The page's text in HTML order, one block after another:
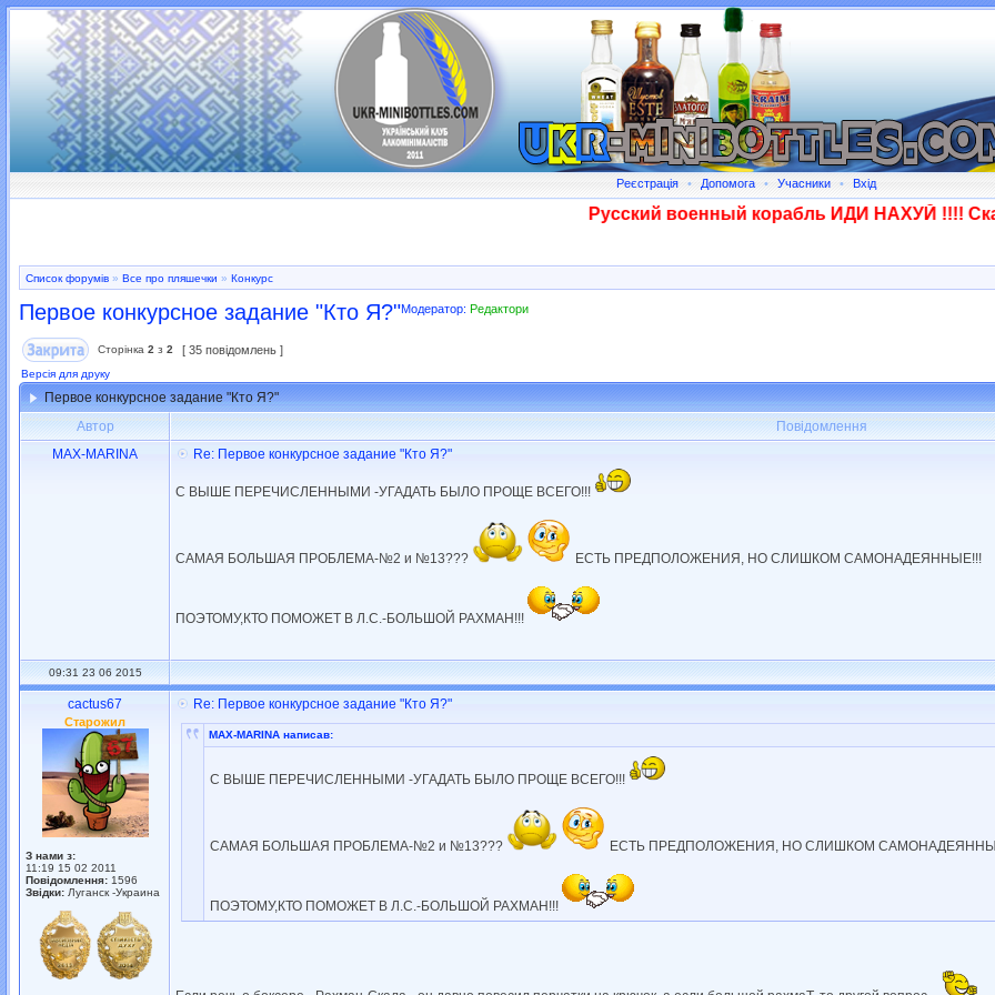
Реєстрація • Допомога • Учасники • Вхід
Русский военный корабль ИДИ НАХУЙ !!!!
Список форумів » Все про пляшечки » Конкурс
Первое конкурсное задание "Кто Я?"Модератор: Редактори
Сторінка 2 з 2 [ 35 повідомлень ]
Версія для друку
Первое конкурсное задание "Кто Я?"
Автор
Повідомлення
MAX-MARINA
Re: Первое конкурсное задание "Кто Я?"
C ВЫШЕ ПЕРЕЧИСЛЕННЫМИ -УГАДАТЬ БЫЛО ПРОЩЕ ВСЕГО!!!
САМАЯ БОЛЬШАЯ ПРОБЛЕМА-№2 и №13??? ЕСТЬ ПРЕДПОЛОЖЕНИЯ, НО СЛИШКОМ САМОНАДЕЯННЫЕ!!!
ПОЭТОМУ,КТО ПОМОЖЕТ В Л.С.-БОЛЬШОЙ РАХМАН!!!
09:31 23 06 2015
cactus67
Старожил
З нами з:
11:19 15 02 2011
Повідомлення: 1596
Звідки: Луганск -Украина
Re: Первое конкурсное задание "Кто Я?"
MAX-MARINA написав:
C ВЫШЕ ПЕРЕЧИСЛЕННЫМИ -УГАДАТЬ БЫЛО ПРОЩЕ ВСЕГО!!!
САМАЯ БОЛЬШАЯ ПРОБЛЕМА-№2 и №13??? ЕСТЬ ПРЕДПОЛОЖЕНИЯ, НО СЛИШКОМ
ПОЭТОМУ,КТО ПОМОЖЕТ В Л.С.-БОЛЬШОЙ РАХМАН!!!